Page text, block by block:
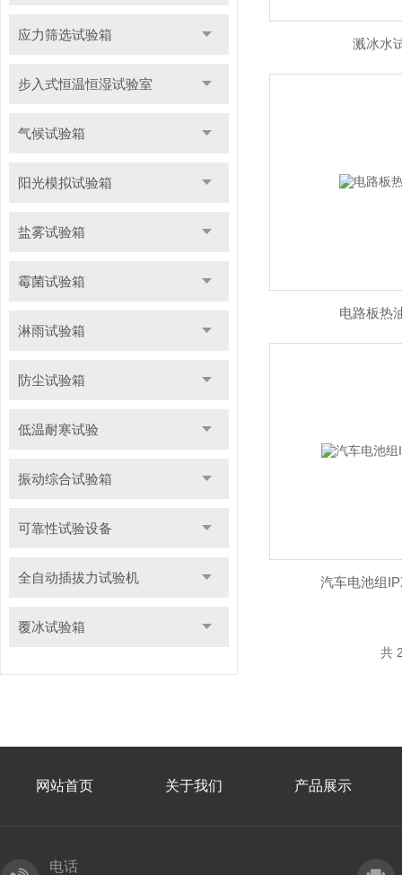
应力筛选试验箱
步入式恒温恒湿试验室
气候试验箱
阳光模拟试验箱
盐雾试验箱
霉菌试验箱
淋雨试验箱
防尘试验箱
低温耐寒试验
振动综合试验箱
可靠性试验设备
全自动插拔力试验机
覆冰试验箱
溅冰水
电路板热
汽车电池组
共
网站首页 关于我们 产品展示
电话